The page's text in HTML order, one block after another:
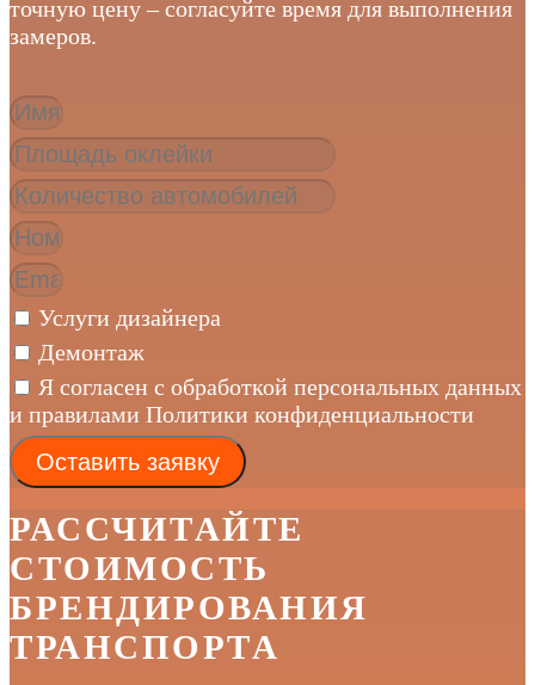
точную цену – согласуйте время для выполнения
замеров.
Услуги дизайнера
Демонтаж
Я согласен с обработкой персональных данных
и правилами Политики конфиденциальности
Оставить заявку
РАССЧИТАЙТЕ
СТОИМОСТЬ
БРЕНДИРОВАНИЯ
ТРАНСПОРТА